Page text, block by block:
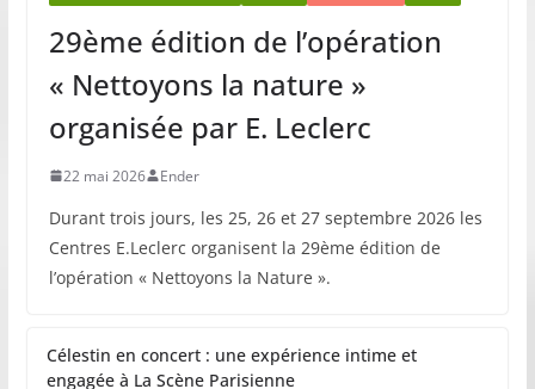
29ème édition de l’opération
« Nettoyons la nature »
organisée par E. Leclerc
22 mai 2026 Ender
Durant trois jours, les 25, 26 et 27 septembre 2026 les
Centres E.Leclerc organisent la 29ème édition de
l’opération « Nettoyons la Nature ».
Célestin en concert : une expérience intime et
engagée à La Scène Parisienne